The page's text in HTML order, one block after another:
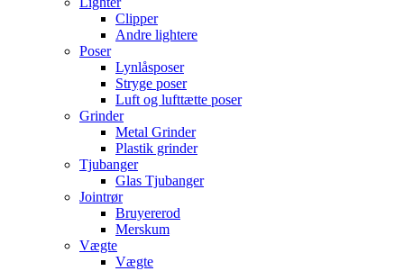
Clipper
Andre lightere
Poser
Lynlåsposer
Stryge poser
Luft og lufttætte poser
Grinder
Metal Grinder
Plastik grinder
Tjubanger
Glas Tjubanger
Jointrør
Bruyererod
Merskum
Vægte
Vægte